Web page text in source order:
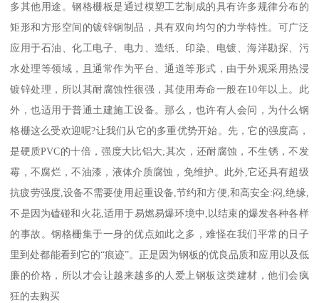
多其他用途。钢格栅板是通过模塑工艺制成的具有许多规律分布的
矩形和方形空间的镀锌钢制品，具有双向均匀的力学特性。可广泛
应用于石油、化工电子、电力、造纸、印染、电镀、海洋勘探、污
水处理等领域，且通常作为平台、通道等形式，由于外观采用热浸
镀锌处理，所以其耐腐蚀性很强，其使用寿命一般在10年以上。此
外，也适用于普通土建施工设备。那么，也许有人会问，为什么钢
格栅这么受欢迎呢?让我们从它的多重优势开始。先，它的强度高，
是硬质PVC的十倍，强度大比铝大;其次，还耐腐蚀，不生锈，不发
霉，不腐烂，不油漆，液体介质腐蚀，免维护。此外,它还具有超级
抗疲劳强度,设备不需要使用起重设备,节约和方便,和高安全:闷,绝缘,
不是因为磕碰和火花,适用于易燃易爆环境中,以结束的爆发各种各样
的事故。钢格栅集于一身的优点如此之多，难怪在我们平常的日子
里到处都能看到它的“痕迹”。正是因为钢板的优良品质和应用以及低
廉的价格，所以才会让越来越多的人爱上钢板这类建材，他们会疯
狂的去购买